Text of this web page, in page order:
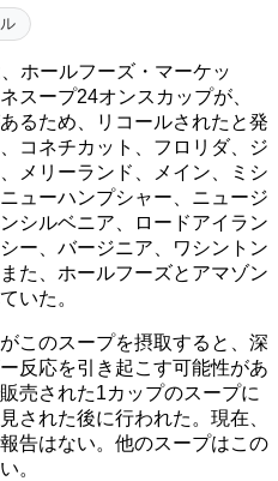
ホールフーズ・マーケッ
スープ24オンスカップが、
るため、リコールされたと発
コネチカット、フロリダ、ジ
メリーランド、メイン、ミシ
ューハンプシャー、ニュージ
シルベニア、ロードアイラン
ー、バージニア、ワシントン
た、ホールフーズとアマゾン
いた。
このスープを摂取すると、深
反応を引き起こす可能性があ
売された1カップのスープに
された後に行われた。現在、
告はない。他のスープはこの
。